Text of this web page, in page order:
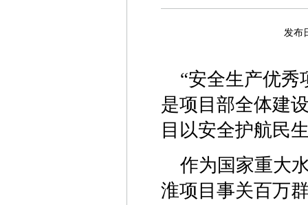
发布
“安全生产优秀
是项目部全体建
目以安全护航民
作为国家重大
淮项目事关百万